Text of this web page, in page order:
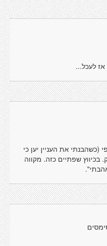
לעכל...
את העניין יען כי
בכיווץ שפתיים כזה. מקווה